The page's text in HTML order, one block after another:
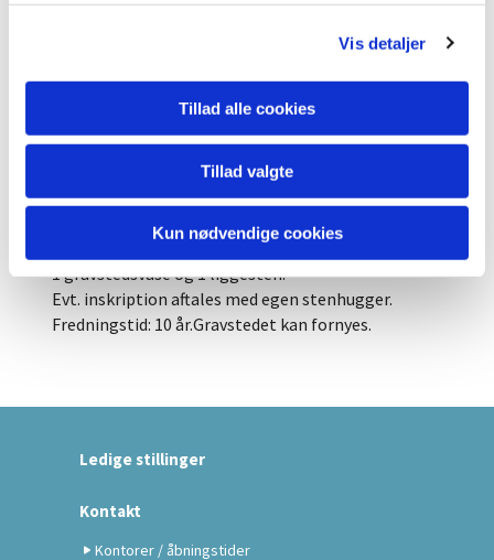
Vis detaljer
Tillad alle cookies
Tillad valgte
Kun nødvendige cookies
jul, kan der ikke foretages udsmykning eller
Liggesten købes gennem kirkegården, og evt.
inskription skal være nedhugget i pladen.
Ved gravstedkøb betales vedligeholdelse for hele
Gravstedstypen findes på begge kirkegårde.
Når man anskaffer sig mindelundsgrav til urner,
betales der for erhvervelse, vedligeholdelse,
1 gravstedsvase og 1 liggesten.
Evt. inskription aftales med egen stenhugger.
Fredningstid: 10 år.Gravstedet kan fornyes.
Ledige stillinger
Kontakt
Kontorer / åbningstider